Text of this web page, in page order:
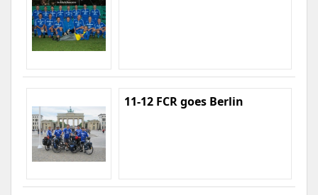
11-12 FCR goes Berlin